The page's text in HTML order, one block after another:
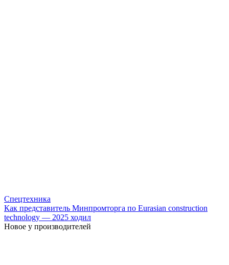
Спецтехника
Как представитель Минпромторга по Eurasian construction
technology — 2025 ходил
Новое у производителей